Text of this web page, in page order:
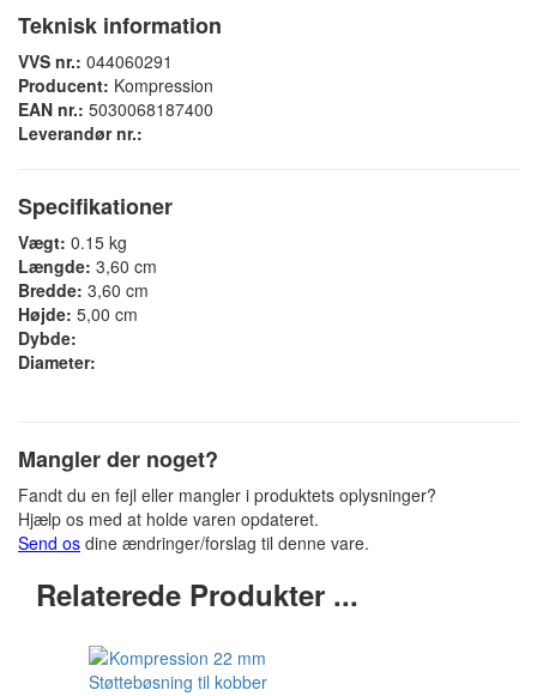
Teknisk information
VVS nr.: 044060291
Producent: Kompression
EAN nr.: 5030068187400
Leverandør nr.:
Specifikationer
Vægt: 0.15 kg
Længde: 3,60 cm
Bredde: 3,60 cm
Højde: 5,00 cm
Dybde:
Diameter:
Mangler der noget?
Fandt du en fejl eller mangler i produktets oplysninger?
Hjælp os med at holde varen opdateret.
Send os dine ændringer/forslag til denne vare.
Relaterede Produkter ...